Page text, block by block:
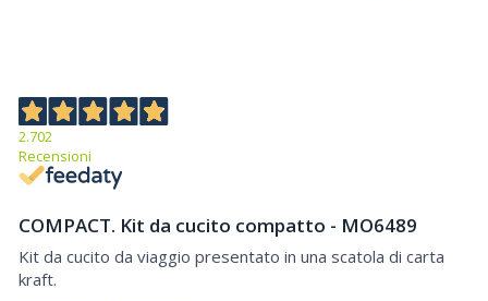
2.702
Recensioni
COMPACT. Kit da cucito compatto - MO6489
Kit da cucito da viaggio presentato in una scatola di carta
kraft.